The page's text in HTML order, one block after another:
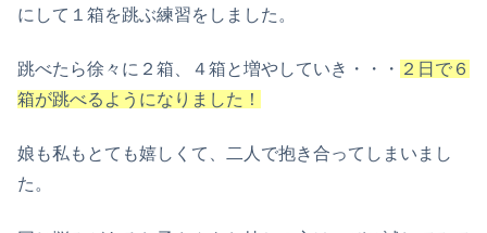
にして１箱を跳ぶ練習をしました。
跳べたら徐々に２箱、４箱と増やしていき・・・ ２日で６
箱が跳べるようになりました！
娘も私もとても嬉しくて、二人で抱き合ってしまいまし
た。